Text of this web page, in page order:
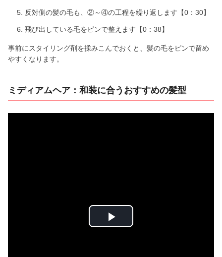
反対側の髪の毛も、②～④の工程を繰り返します【0：30】
飛び出している毛をピンで整えます【0：38】
事前にスタイリング剤を揉みこんでおくと、髪の毛をピンで留め
やすくなります。
ミディアムヘア：和装に合うおすすめの髪型
P